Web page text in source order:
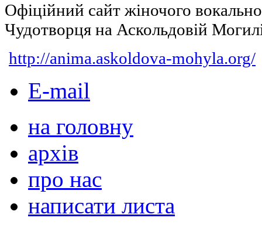
Офіційний сайт жіночого
Чудотворця на Аскольдовій
http://anima.askoldova-mohyla.org/
E-mail
на головну
архів
про нас
написати листа